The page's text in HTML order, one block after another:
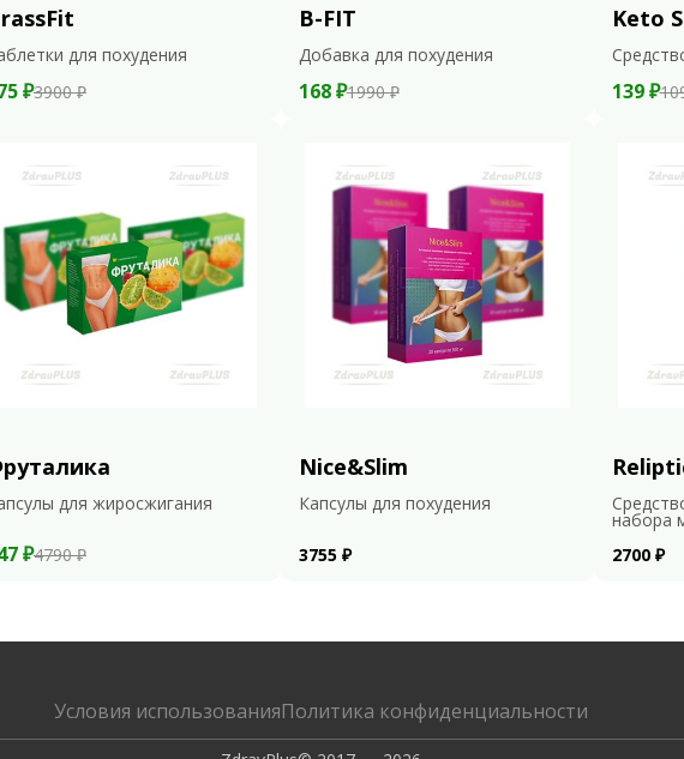
для похудения
₽3900 ₽
B-FIT
Добавка для похудения
168 ₽1990 ₽
Keto
139 ₽
для жиросжигания
₽4790 ₽
Nice&Slim
Капсулы для похудения
3755 ₽
набора
2700 ₽
Условия использованияПолитика конфиденциальности